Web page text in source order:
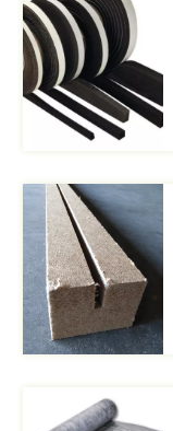
Afbeelding
Afbeelding